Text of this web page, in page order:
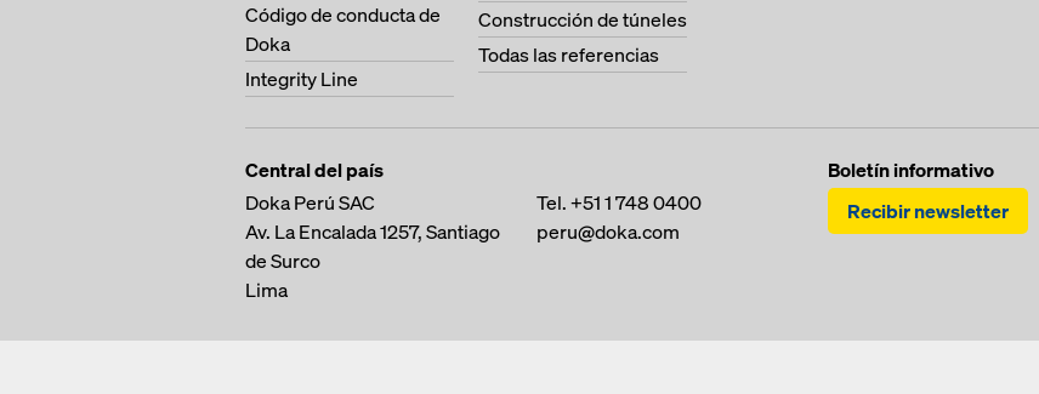
Código de conducta de
Doka
Integrity Line
Construcción de túneles
Todas las referencias
Central del país
Doka Perú SAC
Av. La Encalada 1257,Santiago
de Surco
Lima
Tel.+51 1 748 0400
peru@doka.com
Boletín informativo
Recibir newsletter